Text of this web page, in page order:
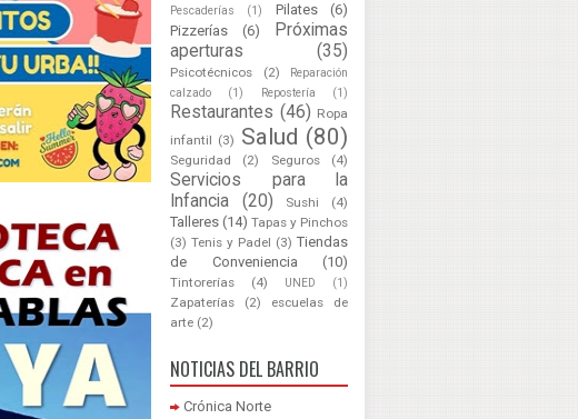
Pescaderías (1) Pilates
(6)
Pizzerías
(6)
Próximas
aperturas
(35)
Psicotécnicos (2)
Reparación
calzado
(1) Repostería (1)
Restaurantes (46) Ropa
infantil (3) Salud (80)
Seguridad (2) Seguros (4)
Servicios para la
Infancia
(20) Sushi (4)
Talleres (14) Tapas y Pinchos
(3) Tenis y Padel (3) Tiendas
de Conveniencia
(10)
Tintorerías (4) UNED (1)
Zapaterías (2)
escuelas de
arte (2)
NOTICIAS DEL BARRIO
Crónica Norte